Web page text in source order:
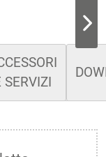
SERVIZI